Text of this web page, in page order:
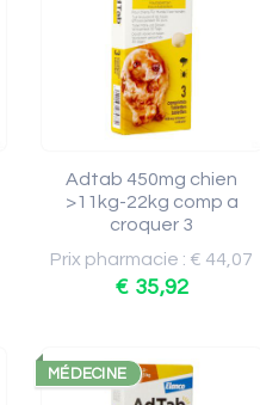
Adtab 450mg chien
>11kg-22kg comp a
croquer 3
Prix pharmacie : € 44,07
€ 35,92
MÉDECINE